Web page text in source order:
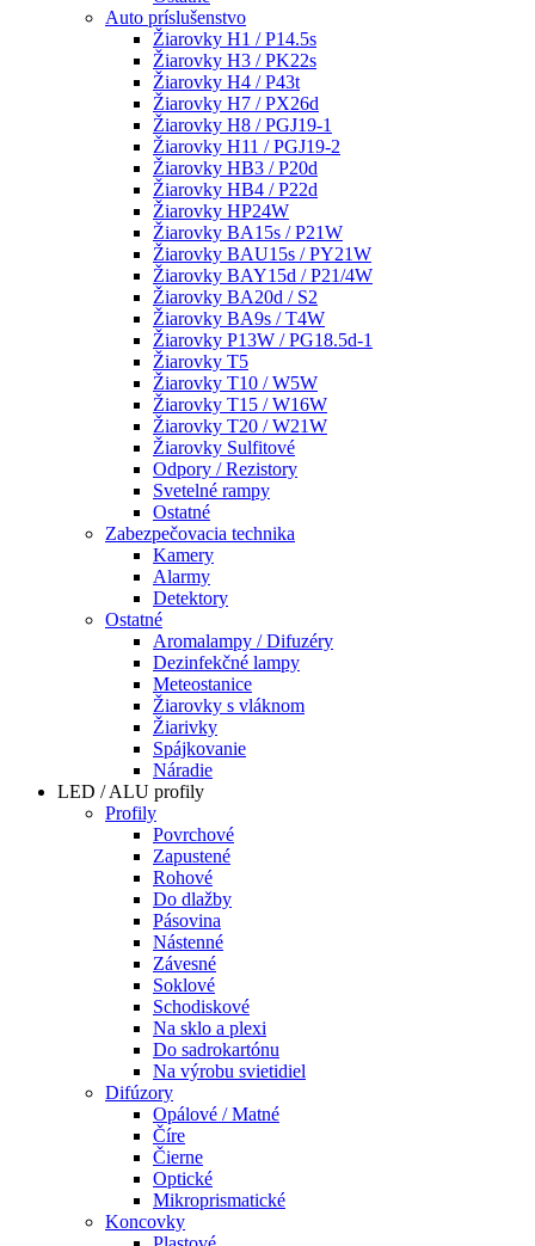
Auto príslušenstvo
Žiarovky H1 / P14.5s
Žiarovky H3 / PK22s
Žiarovky H4 / P43t
Žiarovky H7 / PX26d
Žiarovky H8 / PGJ19-1
Žiarovky H11 / PGJ19-2
Žiarovky HB3 / P20d
Žiarovky HB4 / P22d
Žiarovky HP24W
Žiarovky BA15s / P21W
Žiarovky BAU15s / PY21W
Žiarovky BAY15d / P21/4W
Žiarovky BA20d / S2
Žiarovky BA9s / T4W
Žiarovky P13W / PG18.5d-1
Žiarovky T5
Žiarovky T10 / W5W
Žiarovky T15 / W16W
Žiarovky T20 / W21W
Žiarovky Sulfitové
Odpory / Rezistory
Svetelné rampy
Ostatné
Zabezpečovacia technika
Kamery
Alarmy
Detektory
Ostatné
Aromalampy / Difuzéry
Dezinfekčné lampy
Meteostanice
Žiarovky s vláknom
Žiarivky
Spájkovanie
Náradie
LED / ALU profily
Profily
Povrchové
Zapustené
Rohové
Do dlažby
Pásovina
Nástenné
Závesné
Soklové
Schodiskové
Na sklo a plexi
Do sadrokartónu
Na výrobu svietidiel
Difúzory
Opálové / Matné
Číre
Čierne
Optické
Mikroprismatické
Koncovky